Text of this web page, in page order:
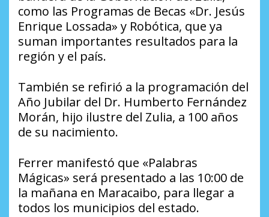
como las Programas de Becas «Dr. Jesús
Enrique Lossada» y Robótica, que ya
suman importantes resultados para la
región y el país.
También se refirió a la programación del
Año Jubilar del Dr. Humberto Fernández
Morán, hijo ilustre del Zulia, a 100 años
de su nacimiento.
Ferrer manifestó que «Palabras
Mágicas» será presentado a las 10:00 de
la mañana en Maracaibo, para llegar a
todos los municipios del estado.